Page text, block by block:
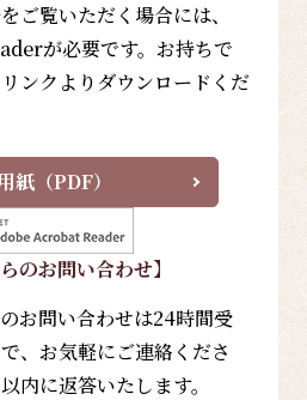
ご覧いただく場合には、
が必要です。お持ちで
ンクよりダウンロードくだ
紙（PDF）
のお問い合わせ】
お問い合わせは24時間受
、お気軽にご連絡くださ
内に返答いたします。